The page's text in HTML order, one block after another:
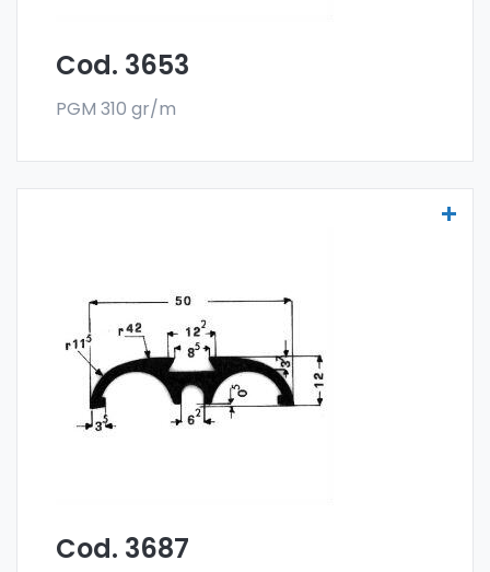
Cod. 3653
PGM 310 gr/m
Cod. 3687
Las molduras para vehículos se fabrican
con la especial aleación 6060 y se venden
en el formato en barra. El pedido mínimo es
de 300 kg.